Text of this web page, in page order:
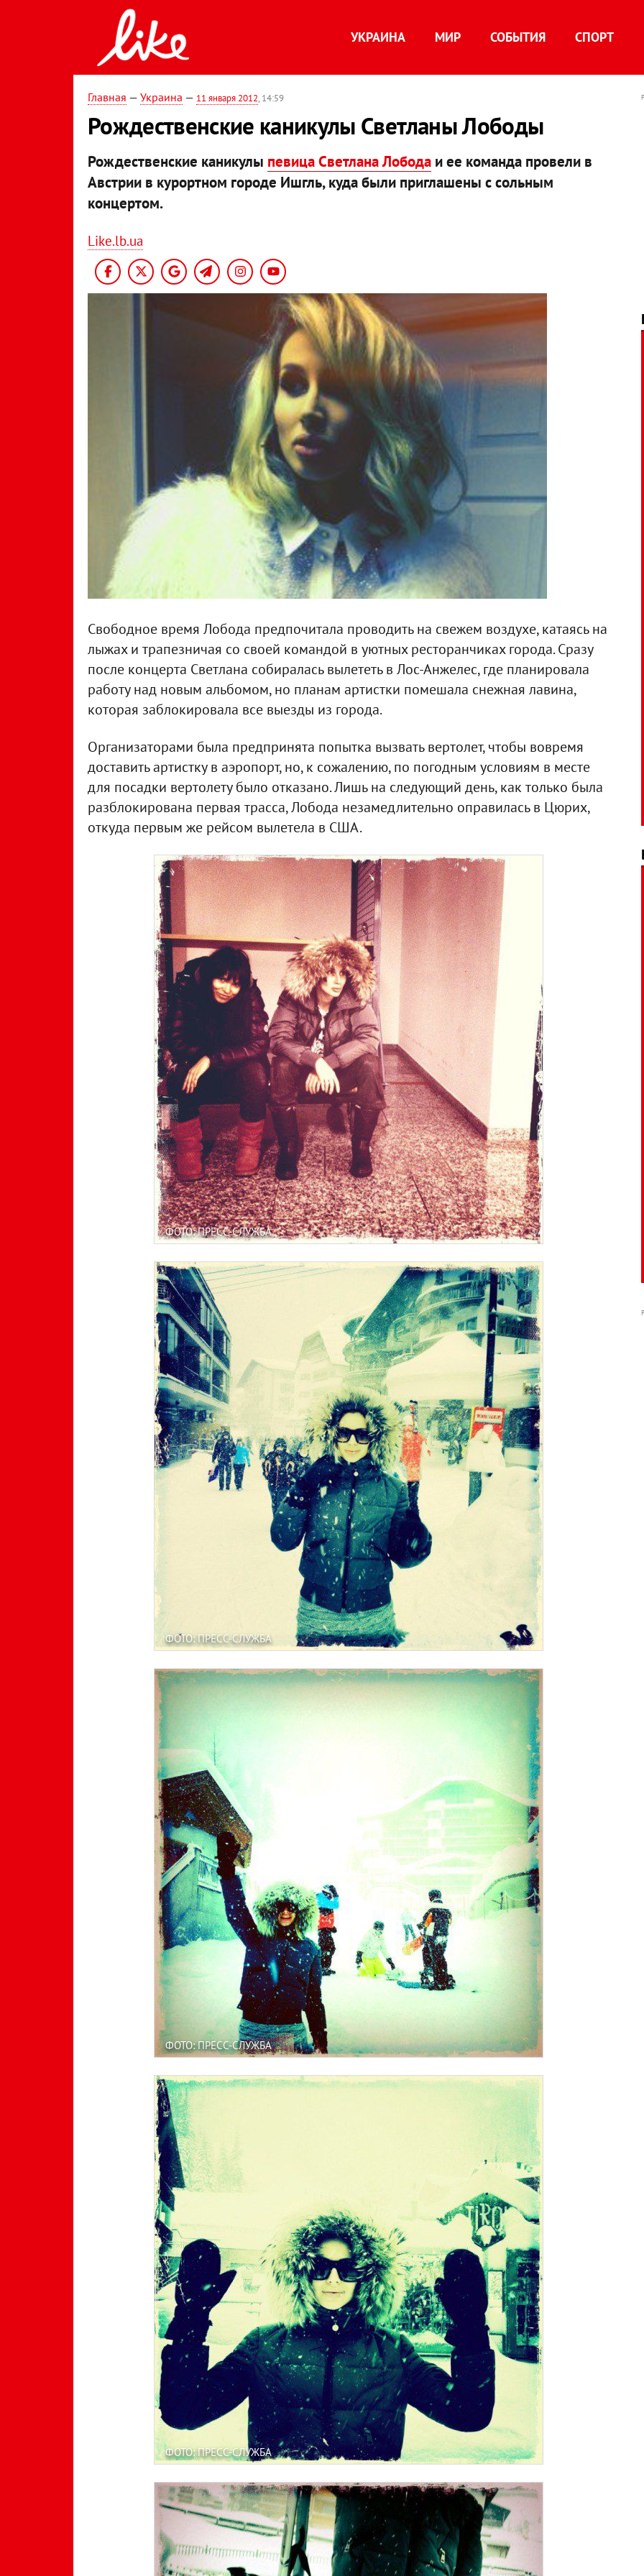
УКРАИНА МИР СОБЫТИЯ СПОРТ
Главная — Украина — 11 января 2012, 14:59
Рождественские каникулы Светланы Лободы
Рождественские каникулы певица Светлана Лобода и ее команда провели в
Австрии в курортном городе Ишгль, куда были приглашены с сольным
концертом.
Like.lb.ua
Свободное время Лобода предпочитала проводить на свежем воздухе, катаясь на
лыжах и трапезничая со своей командой в уютных ресторанчиках города. Сразу
после концерта Светлана собиралась вылететь в Лос-Анжелес, где планировала
работу над новым альбомом, но планам артистки помешала снежная лавина,
которая заблокировала все выезды из города.
Организаторами была предпринята попытка вызвать вертолет, чтобы вовремя
доставить артистку в аэропорт, но, к сожалению, по погодным условиям в месте
для посадки вертолету было отказано. Лишь на следующий день, как только была
разблокирована первая трасса, Лобода незамедлительно оправилась в Цюрих,
откуда первым же рейсом вылетела в США.
ФОТО: ПРЕСС-СЛУЖБА
ФОТО: ПРЕСС-СЛУЖБА
ФОТО: ПРЕСС-СЛУЖБА
ФОТО: ПРЕСС-СЛУЖБА